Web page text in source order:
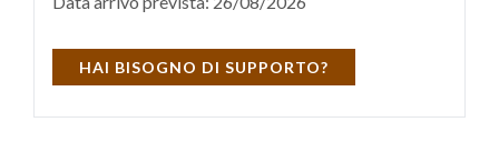
HAI BISOGNO DI SUPPORTO?